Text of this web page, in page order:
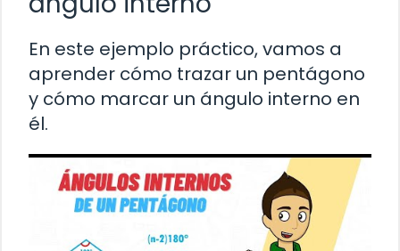
En este ejemplo práctico, vamos a
aprender cómo trazar un pentágono
y cómo marcar un ángulo interno en
él.